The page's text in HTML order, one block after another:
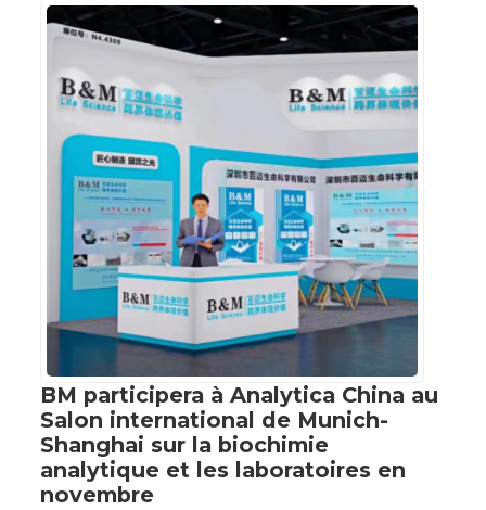
BM participera à Analytica China au
Salon international de Munich-
Shanghai sur la biochimie
analytique et les laboratoires en
novembre